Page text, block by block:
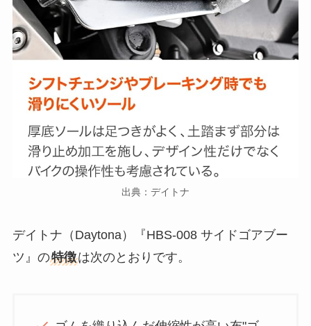
出典：デイトナ
デイトナ（Daytona）『HBS-008 サイドゴアブー
ツ』の特徴は次のとおりです。